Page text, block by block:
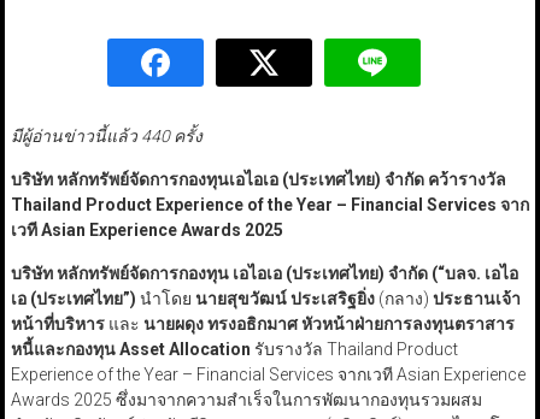
มีผู้อ่านข่าวนี้แล้ว 440 ครั้ง
บริษัท หลักทรัพย์จัดการกองทุนเอไอเอ (ประเทศไทย) จำกัด คว้ารางวัล
Thailand Product Experience of the Year – Financial Services จาก
เวที Asian Experience Awards 2025
บริษัท หลักทรัพย์จัดการกองทุน เอไอเอ (ประเทศไทย) จำกัด (“บลจ. เอไอ
เอ (ประเทศไทย”) นำโดย นายสุขวัฒน์ ประเสริฐยิ่ง(กลาง) ประธานเจ้า
หน้าที่บริหารและ นายผดุง ทรงอธิกมาศ หัวหน้าฝ่ายการลงทุนตราสาร
หนี้และกองทุน Asset Allocation รับรางวัล Thailand Product
Experience of the Year – Financial Services จากเวที Asian Experience
Awards 2025 ซึ่งมาจากความสำเร็จในการพัฒนากองทุนรวมผสม